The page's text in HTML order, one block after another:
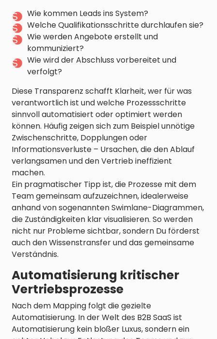
Wie kommen Leads ins System?
Welche Qualifikationsschritte durchlaufen sie?
Wie werden Angebote erstellt und
kommuniziert?
Wie wird der Abschluss vorbereitet und
verfolgt?
Diese Transparenz schafft Klarheit, wer für was
verantwortlich ist und welche Prozessschritte
sinnvoll automatisiert oder optimiert werden
können. Häufig zeigen sich zum Beispiel unnötige
Zwischenschritte, Dopplungen oder
Informationsverluste – Ursachen, die den Ablauf
verlangsamen und den Vertrieb ineffizient
machen.
Ein pragmatischer Tipp ist, die Prozesse mit dem
Team gemeinsam aufzuzeichnen, idealerweise
anhand von sogenannten Swimlane-Diagrammen,
die Zuständigkeiten klar visualisieren. So werden
nicht nur Probleme sichtbar, sondern Du förderst
auch den Wissenstransfer und das gemeinsame
Verständnis.
Automatisierung kritischer
Vertriebsprozesse
Nach dem Mapping folgt die gezielte
Automatisierung. In der Welt des B2B SaaS ist
Automatisierung kein bloßer Luxus, sondern ein